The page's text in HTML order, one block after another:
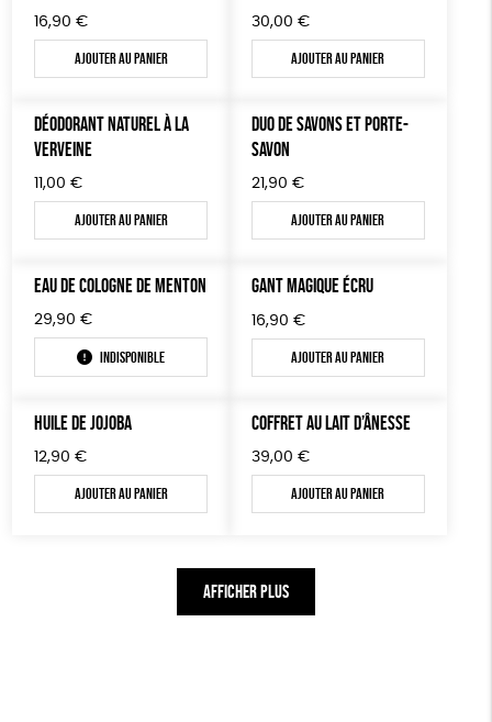
16,90 €
Ajouter au panier
30,00 €
Ajouter au panier
DÉODORANT NATUREL À LA
VERVEINE
11,00 €
Ajouter au panier
DUO DE SAVONS ET PORTE-
SAVON
21,90 €
Ajouter au panier
EAU DE COLOGNE DE MENTON
29,90 €
Indisponible
GANT MAGIQUE ÉCRU
16,90 €
Ajouter au panier
HUILE DE JOJOBA
12,90 €
Ajouter au panier
COFFRET AU LAIT D’ÂNESSE
39,00 €
Ajouter au panier
AFFICHER PLUS